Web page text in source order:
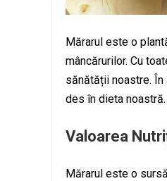
Mărarul este o
mâncărurilor. Cu
sănătății noastre.
des în dieta noastră.
Valoarea
Mărarul este o